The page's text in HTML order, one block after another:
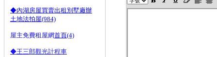
◆內湖房屋買賣出租別墅廠辦
土地法拍屋(984)
屋主免費租屋網首頁(4)
◆王三郎觀光計程車